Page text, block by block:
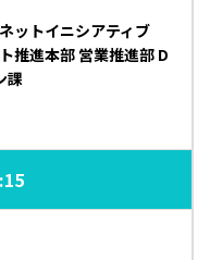
ットイニシアティブ
推進本部 営業推進部 D
課